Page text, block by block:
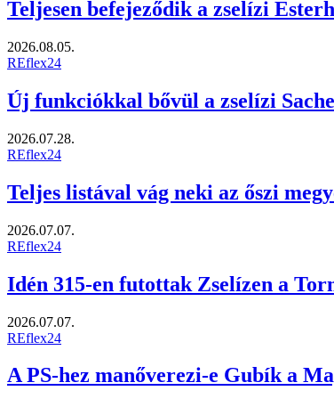
Teljesen befejeződik a zselízi
2026.08.05.
REflex24
Új funkciókkal bővül a zselízi
2026.07.28.
REflex24
Teljes listával vág neki az őszi
2026.07.07.
REflex24
Idén 315-en futottak Zselízen a
2026.07.07.
REflex24
A PS-hez manőverezi-e Gubík a